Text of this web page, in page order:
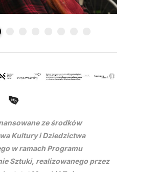
ze środków
Kultury i Dziedzictwa
w ramach Programu
Sztuki, realizowanego przez